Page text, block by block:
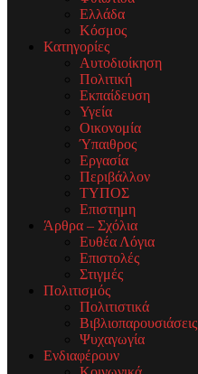
Ελλάδα
Κόσμος
Κατηγορίες
Αυτοδιοίκηση
Πολιτική
Εκπαίδευση
Υγεία
Οικονομία
Ύπαιθρος
Εργασία
Περιβάλλον
ΤΥΠΟΣ
Επιστημη
Άρθρα – Σχόλια
Ευθέα Λόγια
Επιστολές
Στιγμές
Πολιτισμός
Πολιτιστικά
Βιβλιοπαρουσιάσεις
Ψυχαγωγία
Ενδιαφέρουν